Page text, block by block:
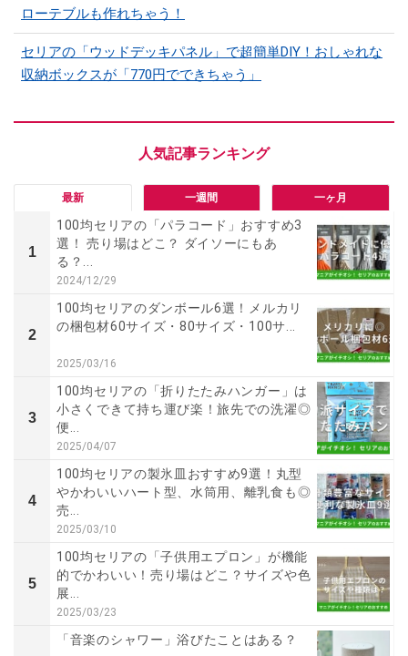
ローテブルも作れちゃう！
セリアの「ウッドデッキパネル」で超簡単DIY！おしゃれな
収納ボックスが「770円でできちゃう」
最新 一週間 一ヶ月
1
100均セリアの「パラコード」おすすめ3
選！ 売り場はどこ？ ダイソーにもあ
る？...
2024/12/29
2
100均セリアのダンボール6選！メルカリ
の梱包材60サイズ・80サイズ・100サ...
2025/03/16
3
100均セリアの「折りたたみハンガー」は
小さくできて持ち運び楽！旅先での洗濯◎
便...
2025/04/07
4
100均セリアの製氷皿おすすめ9選！丸型
やかわいいハート型、水筒用、離乳食も◎
売...
2025/03/10
5
100均セリアの「子供用エプロン」が機能
的でかわいい！売り場はどこ？サイズや色
展...
2025/03/23
「音楽のシャワー」浴びたことはある？